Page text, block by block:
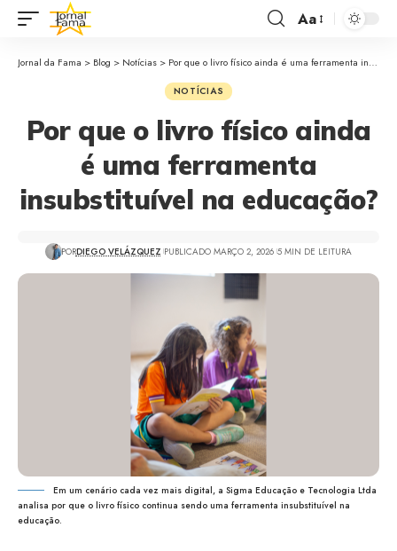
Aa
Jornal da Fama > Blog > Notícias > Por que o livro físico ainda é uma ferramenta insubstituível na educação?
NOTÍCIAS
Por que o livro físico ainda
é uma ferramenta
insubstituível na educação?
PORDIEGO VELÁZQUEZ PUBLICADO MARÇO 2, 2026 5 MIN DE LEITURA
Em um cenário cada vez mais digital, a Sigma Educação e Tecnologia Ltda
analisa por que o livro físico continua sendo uma ferramenta insubstituível na
educação.